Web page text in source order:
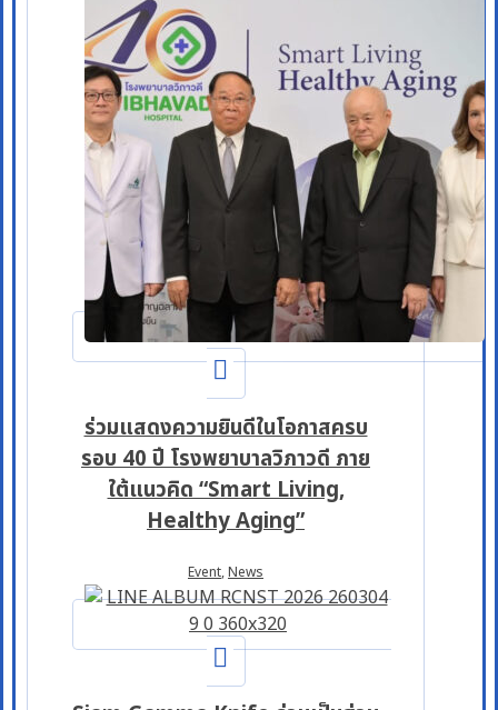
ร่วมแสดงความยินดีในโอกาสครบ
รอบ 40 ปี โรงพยาบาลวิภาวดี ภาย
ใต้แนวคิด “Smart Living,
Healthy Aging”
Event,News